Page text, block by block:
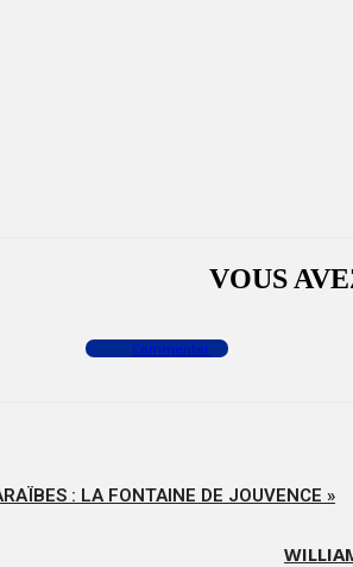
VOUS
Commenter
: LA FONTAINE DE JOUVENCE »